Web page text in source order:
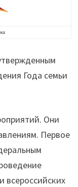
Года семьи
Они
Первое
всероссийских